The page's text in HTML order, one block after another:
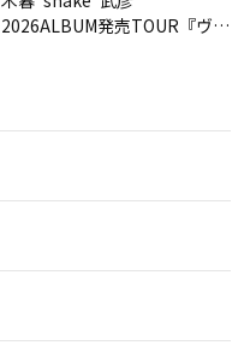
2026ALBUM発売TOUR『ヴィ